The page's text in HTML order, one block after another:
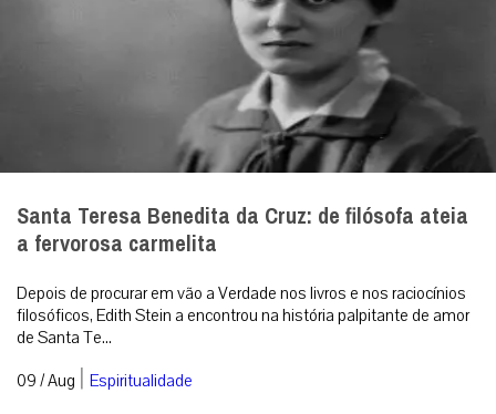
Santa Teresa Benedita da Cruz: de filósofa ateia
a fervorosa carmelita
Depois de procurar em vão a Verdade nos livros e nos raciocínios
filosóficos, Edith Stein a encontrou na história palpitante de amor
de Santa Te...
09 / Aug | Espiritualidade